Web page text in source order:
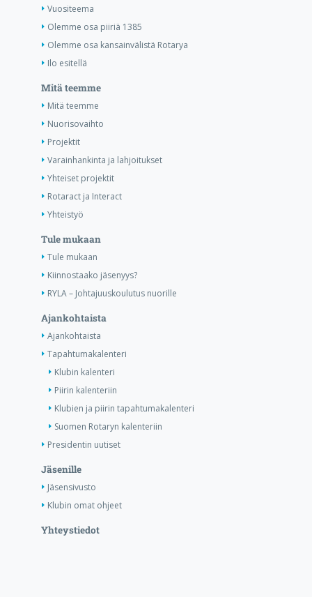
Vuositeema
Olemme osa piiriä 1385
Olemme osa kansainvälistä Rotarya
Ilo esitellä
Mitä teemme
Mitä teemme
Nuorisovaihto
Projektit
Varainhankinta ja lahjoitukset
Yhteiset projektit
Rotaract ja Interact
Yhteistyö
Tule mukaan
Tule mukaan
Kiinnostaako jäsenyys?
RYLA – Johtajuuskoulutus nuorille
Ajankohtaista
Ajankohtaista
Tapahtumakalenteri
Klubin kalenteri
Piirin kalenteriin
Klubien ja piirin tapahtumakalenteri
Suomen Rotaryn kalenteriin
Presidentin uutiset
Jäsenille
Jäsensivusto
Klubin omat ohjeet
Yhteystiedot